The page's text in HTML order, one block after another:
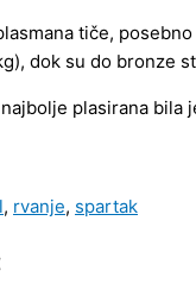
tiče,
dok su do bronze
plasirana
, rvanje, spartak